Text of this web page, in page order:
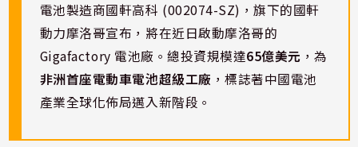
電池製造商國軒高科 (002074-SZ)，旗下的國軒
動力摩洛哥宣布，將在近日啟動摩洛哥的
Gigafactory 電池廠。總投資規模達65億美元 ，為
非洲首座電動車電池超級工廠 ，標誌著中國電池
產業全球化佈局邁入新階段。